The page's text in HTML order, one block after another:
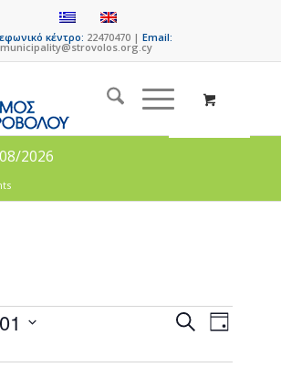
κέντρο: 22470470 |Email:
municipality@strovolos.org.cy
2026
Events
SearchEvent
Views
Day